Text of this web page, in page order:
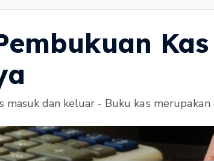
masuk dan keluar - Buku kаѕ